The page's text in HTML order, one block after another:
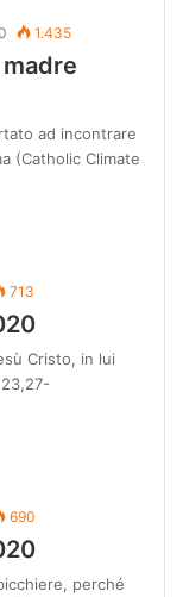
1.435
ad incontrare
(Catholic Climate
713
Cristo, in lui
690
perché